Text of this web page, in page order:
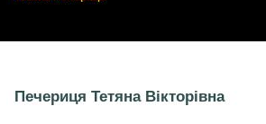
Печериця Тетяна Вікторівна